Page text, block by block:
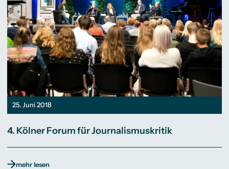
25. Juni 2018
4. Kölner Forum für Journalismuskritik
mehr lesen